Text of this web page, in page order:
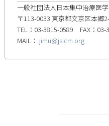
一般社団法人日本集中治療医
〒113-0033 東京都文京区本郷
TEL：03-3815-0589 FAX：03-
MAIL： jimu@jsicm.org